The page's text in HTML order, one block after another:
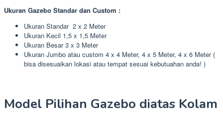
Ukuran Gazebo Standar dan Custom :
Ukuran Standar 2 x 2 Meter
Ukuran Kecil 1,5 x 1,5 Meter
Ukuran Besar 3 x 3 Meter
Ukuran Jumbo atau custom 4 x 4 Meter, 4 x 5 Meter, 4 x 6 Meter (
bisa disesuaikan lokasi atau tempat sesuai kebutuahan anda! )
Model Pilihan Gazebo diatas Kolam